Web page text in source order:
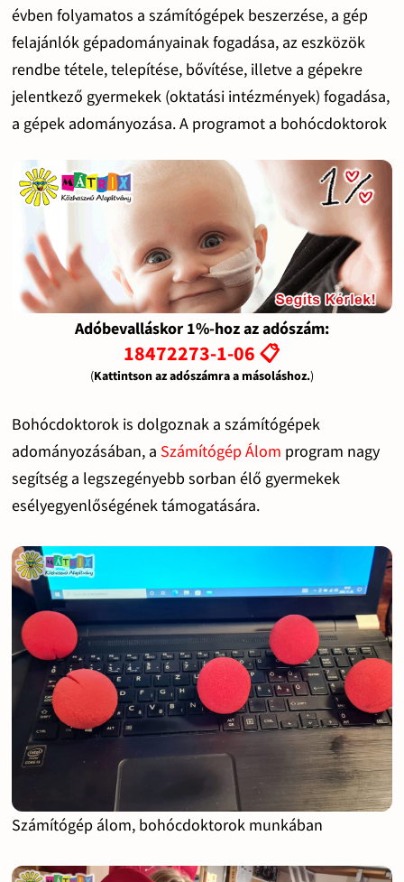
évben folyamatos a számítógépek beszerzése, a gép
felajánlók gépadományainak fogadása, az eszközök
rendbe tétele, telepítése, bővítése, illetve a gépekre
jelentkező gyermekek (oktatási intézmények) fogadása,
a gépek adományozása. A programot a bohócdoktorok
Adóbevalláskor 1%-hoz az adószám:
18472273-1-06 📋
(Kattintson az adószámra a másoláshoz.)
Bohócdoktorok is dolgoznak a számítógépek
adományozásában, a Számítógép Álom program nagy
segítség a legszegényebb sorban élő gyermekek
esélyegyenlőségének támogatására.
Számítógép álom, bohócdoktorok munkában